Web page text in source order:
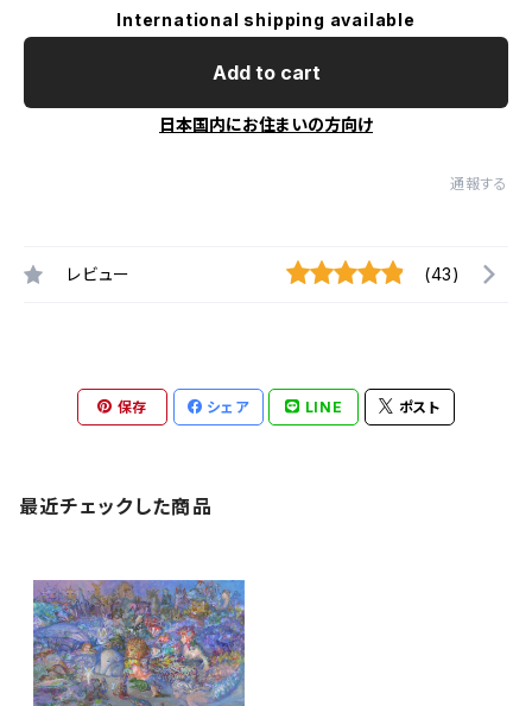
International shipping available
Add to cart
日本国内にお住まいの方向け
通報する
レビュー (43)
保存 シェア LINE ポスト
最近チェックした商品